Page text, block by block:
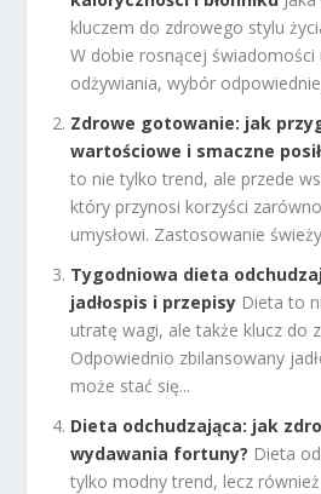
kluczem do zdrowego stylu
W dobie rosnącej
odżywiania, wybór
Zdrowe gotowanie: jak
wartościowe i smaczne
to nie tylko trend, ale przede
który przynosi korzyści
umysłowi. Zastosowanie
Tygodniowa dieta
jadłospis i przepisy Dieta to
utratę wagi, ale także klucz do
Odpowiednio zbilansowany
może stać się...
Dieta odchudzająca: jak
wydawania fortuny? Dieta
tylko modny trend, lecz